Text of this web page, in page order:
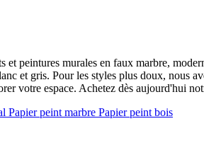
peintures murales en faux marbre,
et gris. Pour les styles plus doux, nous
votre espace. Achetez dès aujourd'hui
Papier peint marbre Papier peint bois